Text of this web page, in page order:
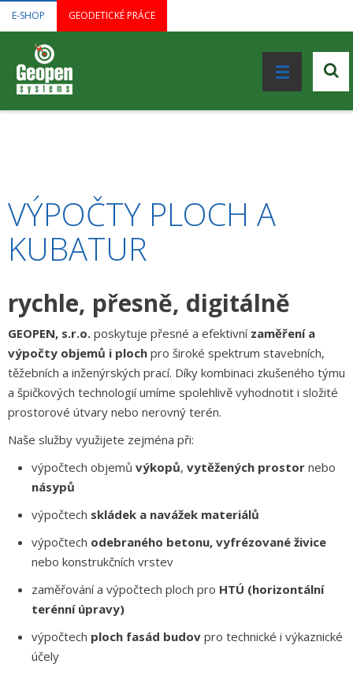
E-SHOP GEODETICKÉ PRÁCE
VÝPOČTY PLOCH A
KUBATUR
rychle, přesně, digitálně
GEOPEN, s.r.o. poskytuje přesné a efektivní zaměření a
výpočty objemů i ploch pro široké spektrum stavebních,
těžebních a inženýrských prací. Díky kombinaci zkušeného týmu
a špičkových technologií umíme spolehlivě vyhodnotit i složité
prostorové útvary nebo nerovný terén.
Naše služby využijete zejména při:
výpočtech objemů výkopů, vytěžených prostor nebo
násypů
výpočtech skládek a navážek materiálů
výpočtech odebraného betonu, vyfrézované živice
nebo konstrukčních vrstev
zaměřování a výpočtech ploch pro HTÚ (horizontální
terénní úpravy)
výpočtech ploch fasád budov pro technické i výkaznické
účely